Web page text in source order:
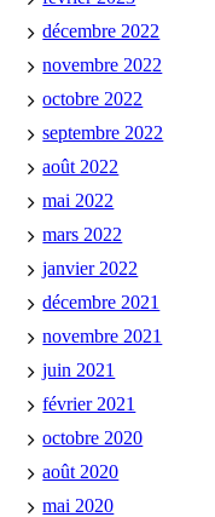
décembre 2022
novembre 2022
octobre 2022
septembre 2022
août 2022
mai 2022
mars 2022
janvier 2022
décembre 2021
novembre 2021
juin 2021
février 2021
octobre 2020
août 2020
mai 2020